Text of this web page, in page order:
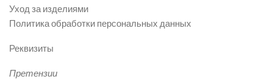
Уход за изделиями
Политика обработки персональных данных
Реквизиты
Претензии